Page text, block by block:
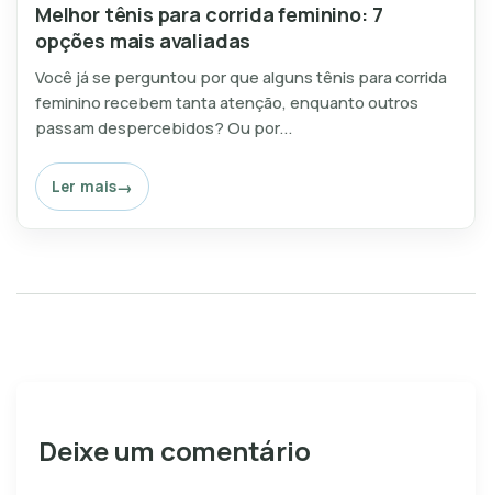
Melhor tênis para corrida feminino: 7
opções mais avaliadas
Você já se perguntou por que alguns tênis para corrida
feminino recebem tanta atenção, enquanto outros
passam despercebidos? Ou por...
Ler mais
Deixe um comentário